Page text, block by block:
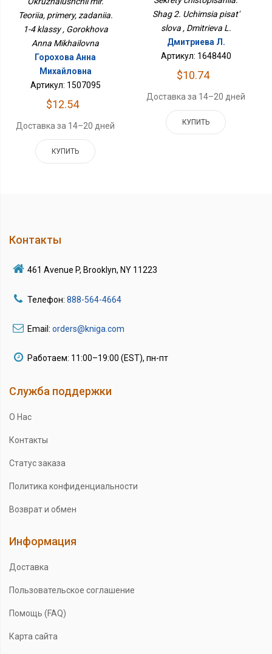
Teoriia, primery, zadaniia.
1-4 klassy , Gorokhova
Anna Mikhailovna
Горохова Анна
Михайловна
Артикул: 1507095
$12.54
Доставка за 14–20 дней
КУПИТЬ
Shag 2. Uchimsia pisat'
slova , Dmitrieva L.
Дмитриева Л.
Артикул: 1648440
$10.74
Доставка за 14–20 дней
КУПИТЬ
Контакты
461 Avenue P, Brooklyn, NY 11223
Телефон: 888-564-4664
Email: orders@kniga.com
Работаем: 11:00–19:00 (EST), пн-пт
Служба поддержки
О Нас
Контакты
Статус заказа
Политика конфиденциальности
Возврат и обмен
Информация
Доставка
Пользовательское соглашение
Помощь (FAQ)
Карта сайта